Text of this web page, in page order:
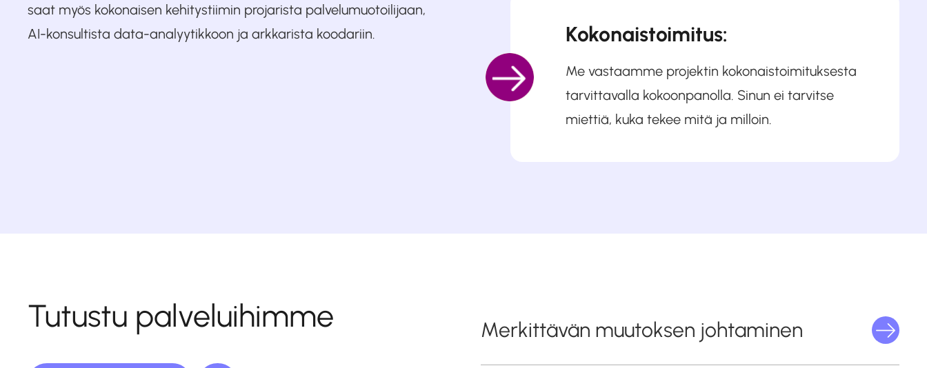
saat myös kokonaisen kehitystiimin projarista palvelumuotoilijaan,
AI-konsultista data-analyytikkoon ja arkkarista koodariin.
Kokonaistoimitus:
Me vastaamme projektin kokonaistoimituksesta
tarvittavalla kokoonpanolla. Sinun ei tarvitse
miettiä, kuka tekee mitä ja milloin.
Tutustu palveluihimme Merkittävän muutoksen johtaminen